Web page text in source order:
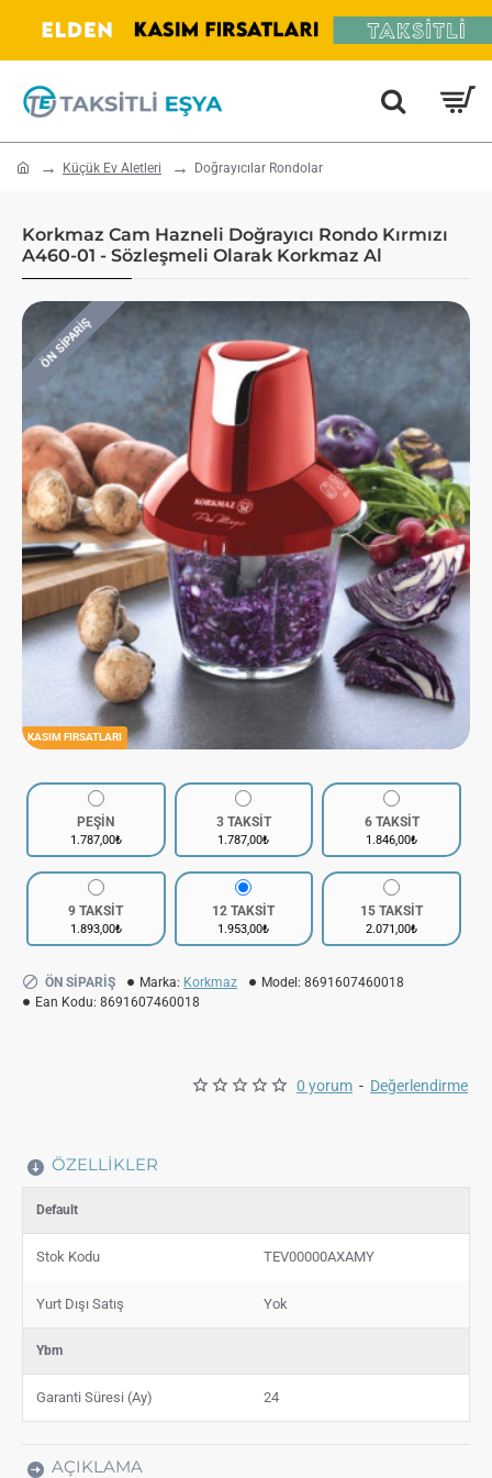
home Küçük Ev Aletleri Doğrayıcılar Rondolar
Korkmaz Cam Hazneli Doğrayıcı Rondo Kırmızı
A460-01 - Sözleşmeli Olarak Korkmaz Al
KASIM FIRSATLARI
ÖN SIPARIŞ
0 yorum - Değerlendirme
PEŞİN
1.787,00₺
3 TAKSİT
1.787,00₺
6 TAKSİT
1.846,00₺
9 TAKSİT
1.893,00₺
12 TAKSİT
1.953,00₺
15 TAKSİT
2.071,00₺
ÖN SIPARIŞ Marka: Korkmaz Model: 8691607460018
Ean Kodu: 8691607460018
ÖZELLIKLER
Default
Stok Kodu TEV00000AXAMY
Yurt Dışı Satış Yok
Ybm
Garanti Süresi (Ay) 24
AÇIKLAMA